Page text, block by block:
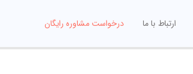
ارتباط با ما درخواست مشاوره رایگان